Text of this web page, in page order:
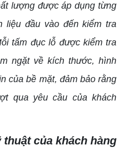
lượng được áp dụng từng
liệu đầu vào đến kiểm tra
tấm đục lỗ được kiểm tra
ngặt về kích thước, hình
của bề mặt, đảm bảo rằng
qua yêu cầu của khách
của khách hàng